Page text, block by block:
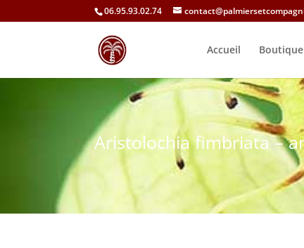
06.95.93.02.74
Accueil
Aristolochia fimbriata –